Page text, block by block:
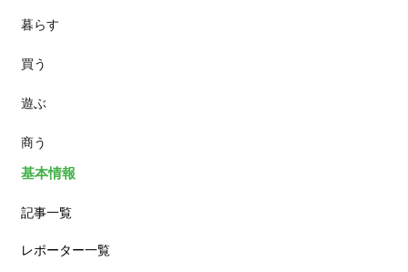
スイーツ
ランチ
カフェ
暮らす
買う
遊ぶ
商う
基本情報
記事一覧
レポーター一覧